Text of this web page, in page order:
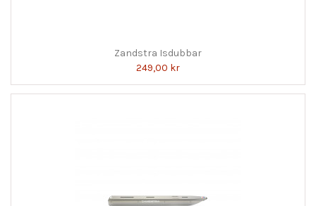
Zandstra Isdubbar
249,00 kr